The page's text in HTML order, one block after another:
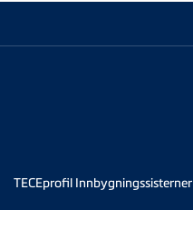
TECEprofil Innbygningssisterner